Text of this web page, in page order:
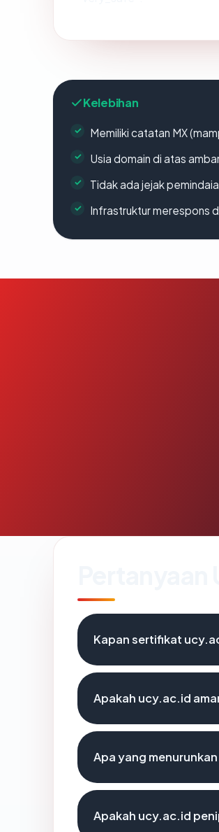
Kelebihan
Memiliki catatan MX
Usia domain di atas
Tidak ada jejak
Infrastruktur merespons
Kapan sertifikat
Apakah ucy.ac.id
Apa yang
Apakah ucy.ac.id